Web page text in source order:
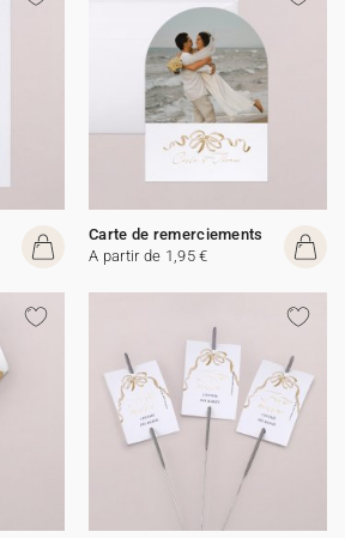
Carte de remerciements
A partir de 1,95 €